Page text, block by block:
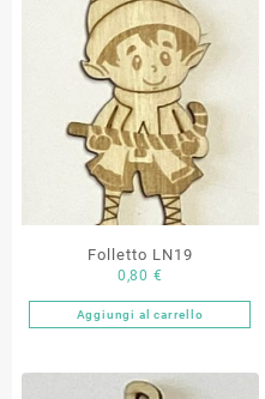
Folletto LN19
0,80 €
Aggiungi al carrello